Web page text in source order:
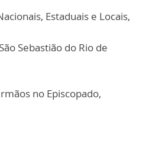
Estaduais e Locais,
Sebastião do Rio de
no Episcopado,